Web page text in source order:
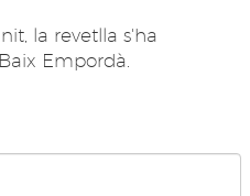
la revetlla s'ha
Empordà.